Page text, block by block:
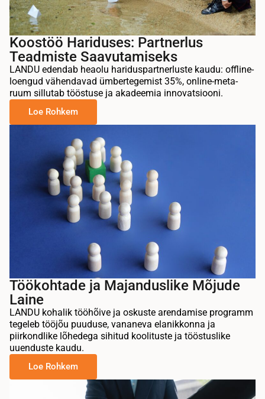
Koostöö Hariduses: Partnerlus
Teadmiste Saavutamiseks
LANDU edendab heaolu hariduspartnerluste kaudu: offline-
loengud vähendavad ümbertegemist 35%, online-meta-
ruum sillutab tööstuse ja akadeemia innovatsiooni.
Loe Rohkem
Töökohtade ja Majanduslike Mõjude
Laine
LANDU kohalik tööhõive ja oskuste arendamise programm
tegeleb tööjõu puuduse, vananeva elanikkonna ja
piirkondlike lõhedega sihitud koolituste ja tööstuslike
uuenduste kaudu.
Loe Rohkem